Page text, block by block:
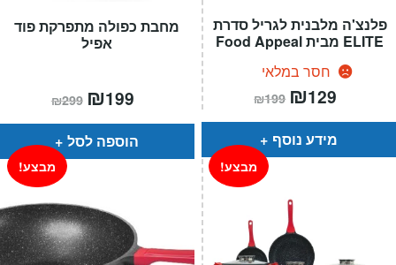
מחבת כפולה מתפרקת פוד
אפיל
₪299 המחיר
המקורי
היה:
₪299.
₪199
הוא:
הוספה לסל
פלנצ'ה מלבנית לגריל סדרת
ELITE מבית Food Appeal
חסר במלאי
₪199 המחיר
המקורי
היה:
₪199.
₪129
הוא:
מידע נוסף
מבצע! מבצע!